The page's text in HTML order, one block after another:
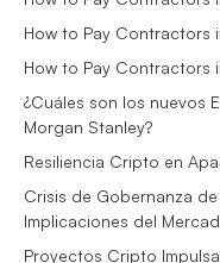
How to Pay Contractors
How to Pay Contractors
¿Cuáles son los nuevos
Morgan Stanley?
Resiliencia Cripto en
Crisis de Gobernanza
Implicaciones del
Proyectos Cripto